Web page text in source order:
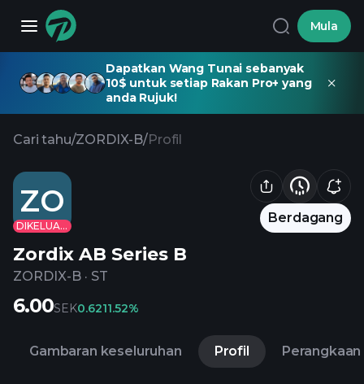
Mula
Dapatkan Wang Tunai sebanyak
10$ untuk setiap Rakan Pro+ yang
anda Rujuk!
Cari tahu/ZORDIX-B/Profil
ZO
DIKELUARKAN
Berdagang
Zordix AB Series B
ZORDIX-B · ST
6.00SEK0.6211.52%
Gambaran keseluruhan Profil Perangkaan